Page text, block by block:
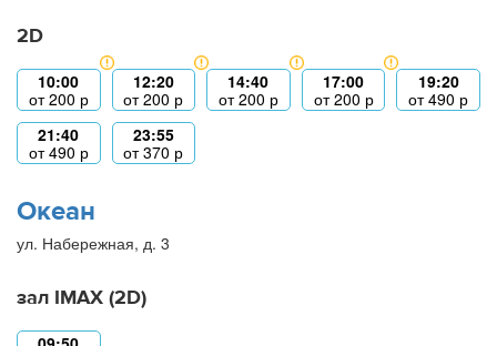
2D
10:00
от200 р
12:20
от200 р
14:40
от200 р
17:00
от200 р
19:20
от490 р
21:40
от490 р
23:55
от370 р
Океан
ул. Набережная, д. 3
зал IMAX (2D)